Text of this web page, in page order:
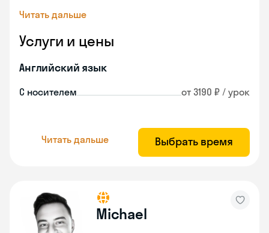
Читать дальше
Услуги и цены
Английский язык
С носителем от 3190 ₽ / урок
Читать дальше Выбрать время
Michael